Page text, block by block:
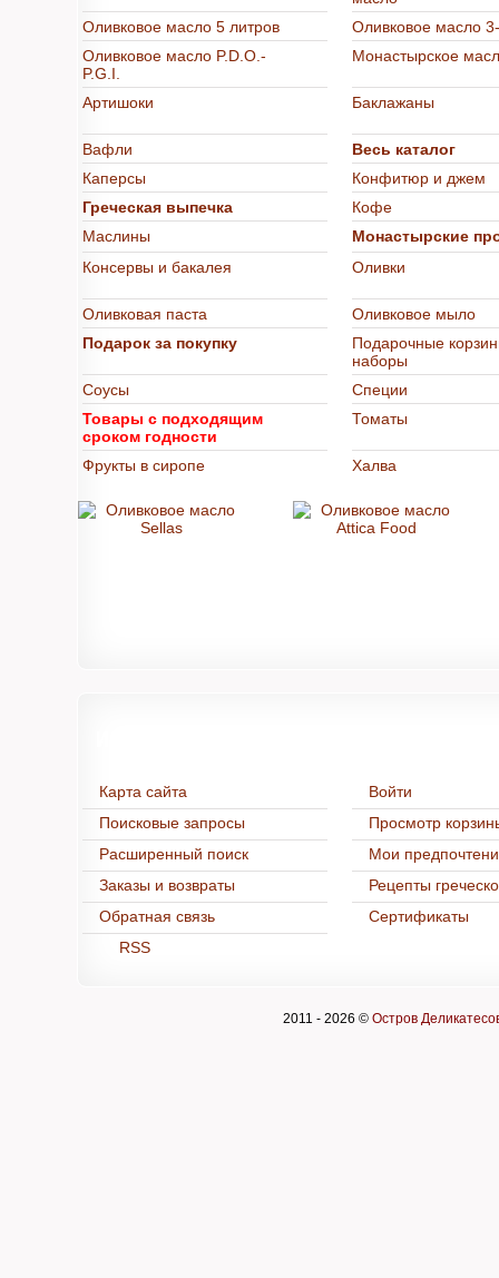
Оливковое масло 5 литров
Оливковое масло
Оливковое масло P.D.O.-
P.G.I.
Монастырское
Артишоки Баклажаны
Вафли
Весь каталог
Каперсы
Конфитюр и джем
Греческая выпечка
Кофе
Маслины
Монастырские
Консервы и бакалея
Оливки
Оливковая паста
Оливковое мыло
Подарок за покупку
Подарочные
наборы
Соусы
Специи
Товары с подходящим
сроком годности
Томаты
Фрукты в сиропе Халва
Карта сайта
Поисковые запросы
Расширенный поиск
Заказы и возвраты
Обратная связь
RSS
Войти
Просмотр
Мои
Рецепты
Cертификаты
2011 - 2026 © Остров